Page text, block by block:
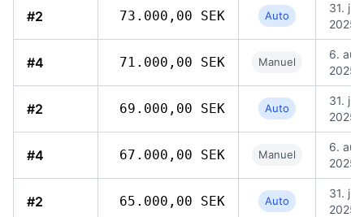
#2 73.000,00 SEK Auto
31. jul.
2025,
#4 71.000,00 SEK Manuel
6.
2025,
#2 69.000,00 SEK Auto
31. jul.
2025,
#4 67.000,00 SEK Manuel
6.
2025,
#2 65.000,00 SEK Auto
31. jul.
2025,